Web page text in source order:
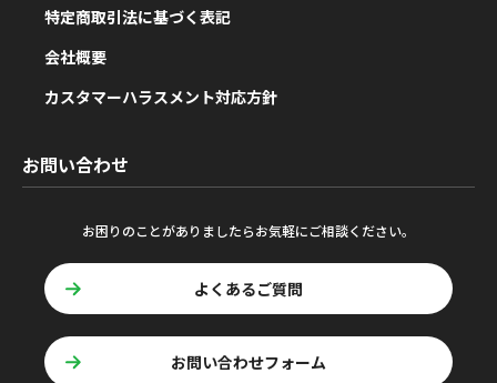
特定商取引法に基づく表記
会社概要
カスタマーハラスメント対応方針
お問い合わせ
お困りのことがありましたらお気軽にご相談ください。
よくあるご質問
お問い合わせフォーム